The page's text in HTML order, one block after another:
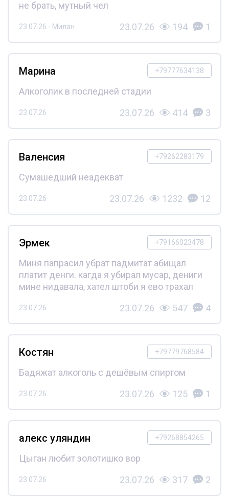
не брать, мутный чел
23.07.26 - Милан 23.07.26 194 1
+79777634138
Марина
Алкоголик в последней стадии
23.07.26 23.07.26 414 3
+79262283179
Валенсия
Сумашедший неадекват
23.07.26 23.07.26 1232 12
+79166023478
Эрмек
Миня папрасил убрат падмитат абищал
платит денги. кагда я убирал мусар, дениги
мине нидавала, хател штоби я ево трахал
23.07.26 23.07.26 547 4
+79779768584
Костян
Бадяжат алкоголь с дешёвым спиртом
23.07.26 23.07.26 125 1
+79268854265
алекс уляндин
Цыган любит золотишко вор
23.07.26 23.07.26 317 2